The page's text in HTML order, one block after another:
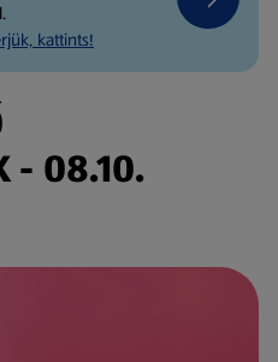
kattints!
- 08.10.